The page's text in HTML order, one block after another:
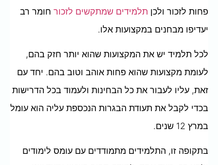
פחות לזכור ולכן תלמידים שמתקשים לזכור חומר רב
יעדיפו מבחנים במקצועות אלו.
לכל תלמיד יש את המקצועות שהוא יותר חזק בהם,
לעומת מקצועות שהוא פחות אוהב וטוב בהם. יחד עם
זאת, עליו לעבור את כל הבחינות ולעמוד בכל הדרישות
בכדי לקבל את תעודת הבגרות הנכספת עליה הוא עומל
במרץ 12 שנים.
בתקופה זו, התלמידים מתמודדים עם עומס לימודים